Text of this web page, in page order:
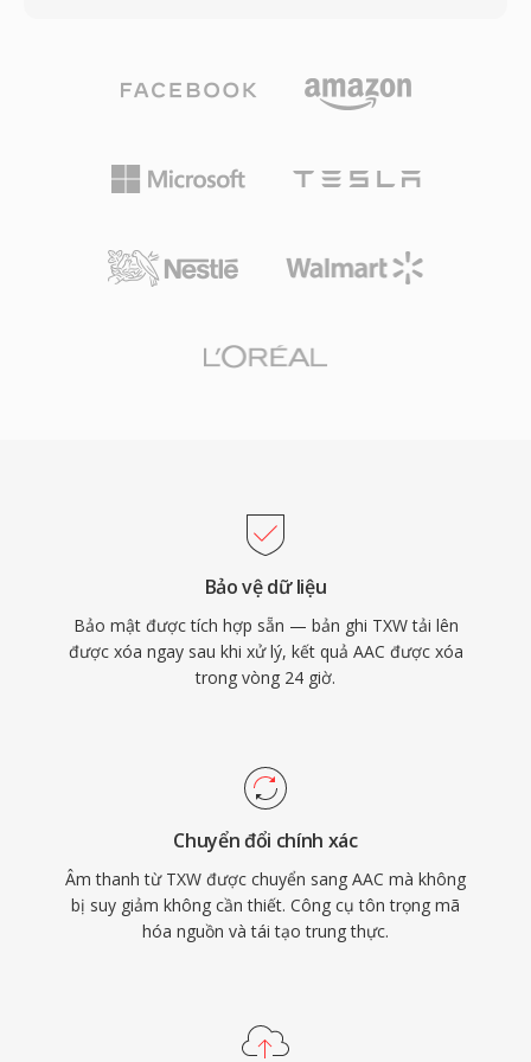
hoặc AIFF. Đối với người đam mê synth cổ điển
và những người quản lý thư viện mẫu, TXW vẫn
tiên tiến và định hình nhiễu theo thời gian. AAC
thái Apple (iTunes, iPhone, iPad), YouTube và
nhiều dịch vụ phát trực tuyến. Ưu điểm đầu
trung thực cao với dung lượng lưu trữ và băng
48 kênh, phù hợp cho mọi ứng dụng từ cuộc
AAC mà không cần thêm plugin.
Bảo vệ dữ liệu
Bảo mật được tích hợp sẵn — bản ghi TXW tải lên
được xóa ngay sau khi xử lý, kết quả AAC được xóa
trong vòng 24 giờ.
Chuyển đổi chính xác
Âm thanh từ TXW được chuyển sang AAC mà không
bị suy giảm không cần thiết. Công cụ tôn trọng mã
hóa nguồn và tái tạo trung thực.